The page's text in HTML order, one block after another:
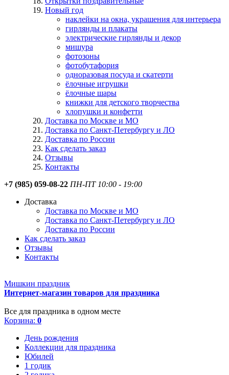
Новый год
наклейки на окна, украшения для интерьера
гирлянды и плакаты
электрические гирлянды и декор
мишура
фотозоны
фотобутафория
одноразовая посуда и скатерти
ёлочные игрушки
ёлочные шары
книжки для детского творчества
хлопушки и конфетти
Доставка по Москве и МО
Доставка по Санкт-Петербургу и ЛО
Доставка по России
Как сделать заказ
Отзывы
Контакты
+7 (985) 059-08-22 ПН-ПТ 10:00 - 19:00
Доставка
Доставка по Москве и МО
Доставка по Санкт-Петербургу и ЛО
Доставка по России
Как сделать заказ
Отзывы
Контакты
Мишкин праздник
Интернет-магазин товаров для праздника
Все для праздника в одном месте
Корзина: 0
День рождения
Коллекции для праздника
Юбилей
1 годик